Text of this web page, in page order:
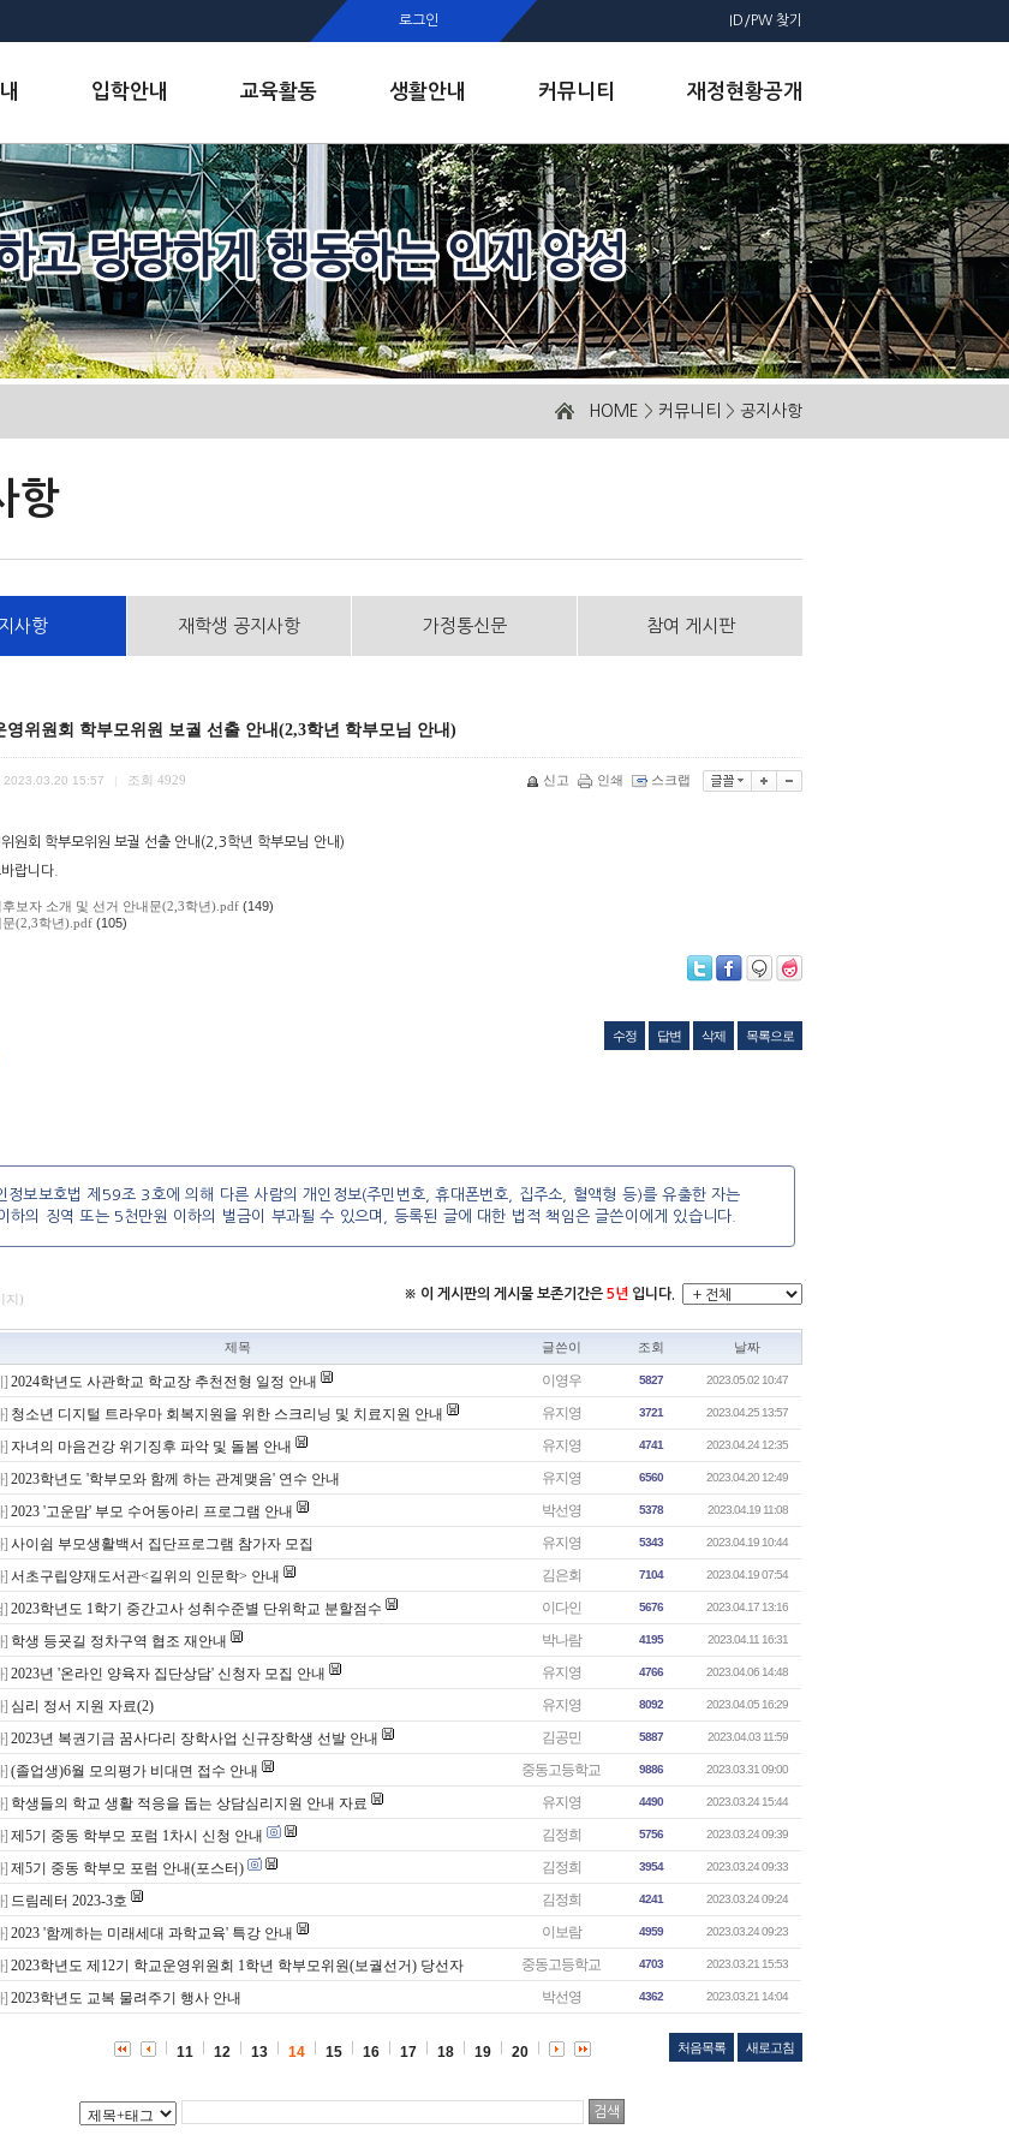
로그인 ID/PW 찾기
입학안내 교육활동 생활안내 커뮤니티 재정현황공개
HOME > 커뮤니티 > 공지사항
항
사항 재학생 공지사항 가정통신문 참여 게시판
영위원회 학부모위원 보궐 선출 안내(2,3학년 학부모님 안내)
2023.03.20 15:57 조회 4929 신고 인쇄 스크랩
원회 학부모위원 보궐 선출 안내(2,3학년 학부모님 안내)
랍니다.
보자 소개 및 선거 안내문(2,3학년).pdf (149)
(2,3학년).pdf (105)
수정 답변 삭제
목록으로
정보보호법 제59조 3호에 의해 다른 사람의 개인정보(주민번호, 휴대폰번호, 집주소, 혈액형 등)를 유출한 자는
하의 징역 또는 5천만원 이하의 벌금이 부과될 수 있으며, 등록된 글에 대한 법적 책임은 글쓴이에게 있습니다.
지) ※ 이 게시판의 게시물 보존기간은 5년 입니다.
제목 글쓴이 조회 날짜
] 2024학년도 사관학교 학교장 추천전형 일정 안내 이영우 5827 2023.05.02 10:47
] 청소년 디지털 트라우마 회복지원을 위한 스크리닝 및 치료지원 안내 유지영 3721 2023.04.25 13:57
] 자녀의 마음건강 위기징후 파악 및 돌봄 안내 유지영 4741 2023.04.24 12:35
] 2023학년도 '학부모와 함께 하는 관계맺음' 연수 안내 유지영 6560 2023.04.20 12:49
] 2023 '고운맘' 부모 수어동아리 프로그램 안내 박선영 5378 2023.04.19 11:08
] 사이쉼 부모생활백서 집단프로그램 참가자 모집 유지영 5343 2023.04.19 10:44
] 서초구립양재도서관<길위의 인문학> 안내 김은회 7104 2023.04.19 07:54
] 2023학년도 1학기 중간고사 성취수준별 단위학교 분할점수 이다인 5676 2023.04.17 13:16
] 학생 등굣길 정차구역 협조 재안내 박나람 4195 2023.04.11 16:31
] 2023년 '온라인 양육자 집단상담' 신청자 모집 안내 유지영 4766 2023.04.06 14:48
] 심리 정서 지원 자료(2) 유지영 8092 2023.04.05 16:29
] 2023년 복권기금 꿈사다리 장학사업 신규장학생 선발 안내 김공민 5887 2023.04.03 11:59
] (졸업생)6월 모의평가 비대면 접수 안내 중동고등학교 9886 2023.03.31 09:00
] 학생들의 학교 생활 적응을 돕는 상담심리지원 안내 자료 유지영 4490 2023.03.24 15:44
] 제5기 중동 학부모 포럼 1차시 신청 안내 김정희 5756 2023.03.24 09:39
] 제5기 중동 학부모 포럼 안내(포스터) 김정희 3954 2023.03.24 09:33
] 드림레터 2023-3호 김정희 4241 2023.03.24 09:24
] 2023 '함께하는 미래세대 과학교육' 특강 안내 이보람 4959 2023.03.24 09:23
] 2023학년도 제12기 학교운영위원회 1학년 학부모위원(보궐선거) 당선자 중동고등학교 4703 2023.03.21 15:53
] 2023학년도 교복 물려주기 행사 안내 박선영 4362 2023.03.21 14:04
처음목록 새로고침
11 12 13 14 15 16 17 18 19 20